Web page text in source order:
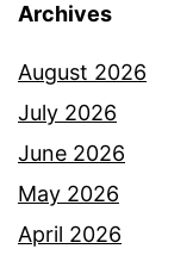
Archives
August 2026
July 2026
June 2026
May 2026
April 2026